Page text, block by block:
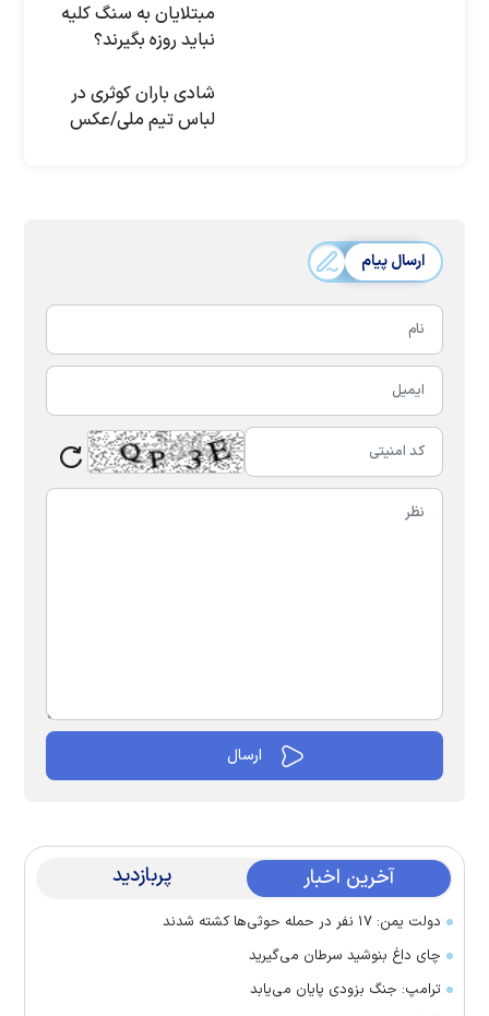
مبتلایان به سنگ کلیه
نباید روزه بگیرند؟
شادی باران کوثری در
لباس تیم ملی/عکس
ارسال پیام
آخرین اخبار پربازدید
دولت یمن: ۱۷ نفر در حمله حوثی‌ها کشته شدند
چای داغ بنوشید سرطان می‌گیرید
ترامپ: جنگ بزودی پایان می‌یابد